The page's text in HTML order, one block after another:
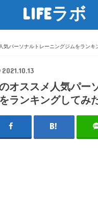
LIFEラボ
気パーソナルトレーニングジムをランキ
2021.10.13
オススメ人気パー
ランキングしてみ